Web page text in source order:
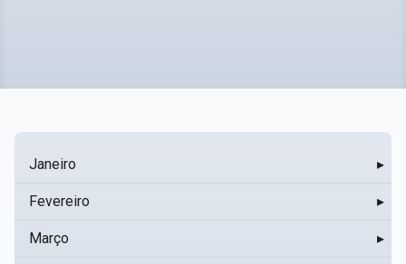
Janeiro ▸
Fevereiro ▸
Março ▸